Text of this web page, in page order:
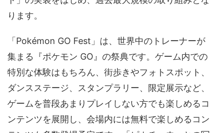
ります。
「Pokémon GO Fest」は、世界中のトレーナーが
集まる『ポケモン GO』の祭典です。ゲーム内での
特別な体験はもちろん、街歩きやフォトスポット、
ダンスステージ、スタンプラリー、限定展示など、
ゲームを普段あまりプレイしない方でも楽しめるコ
ンテンツを展開し、会場内には無料で楽しめるコン